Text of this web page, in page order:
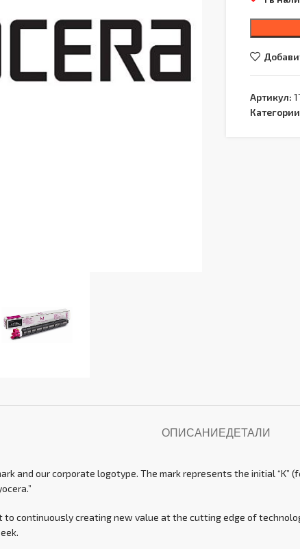
Артикул:
ОПИСАНИЕДЕТАЛИ
and our corporate logotype. The mark represents the initial “K”
to continuously creating new value at the cutting edge of